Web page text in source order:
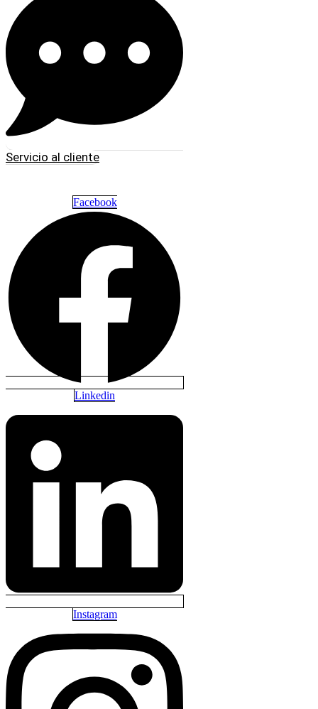
Servicio al cliente
Facebook
Linkedin
Instagram